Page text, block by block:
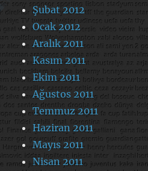
Şubat 2012
Ocak 2012
Aralık 2011
Kasım 2011
Ekim 2011
Ağustos 2011
Temmuz 2011
Haziran 2011
Mayıs 2011
Nisan 2011